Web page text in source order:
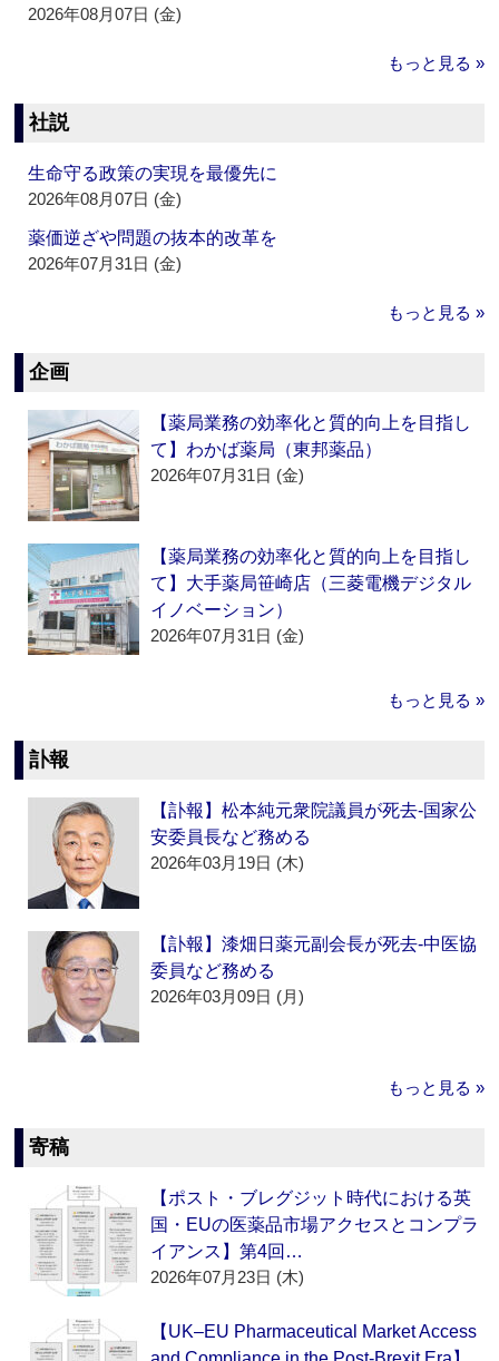
2026年08月07日 (金)
もっと見る »
社説
生命守る政策の実現を最優先に
2026年08月07日 (金)
薬価逆ざや問題の抜本的改革を
2026年07月31日 (金)
もっと見る »
企画
【薬局業務の効率化と質的向上を目指し
て】わかば薬局（東邦薬品）
2026年07月31日 (金)
【薬局業務の効率化と質的向上を目指し
て】大手薬局笹崎店（三菱電機デジタル
イノベーション）
2026年07月31日 (金)
もっと見る »
訃報
【訃報】松本純元衆院議員が死去‐国家公
安委員長など務める
2026年03月19日 (木)
【訃報】漆畑日薬元副会長が死去‐中医協
委員など務める
2026年03月09日 (月)
もっと見る »
寄稿
【ポスト・ブレグジット時代における英
国・EUの医薬品市場アクセスとコンプラ
イアンス】第4回…
2026年07月23日 (木)
【UK–EU Pharmaceutical Market Access